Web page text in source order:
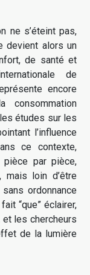
ne s’éteint pas,
devient alors un
de santé et
de
encore
études sur les
l’influence
ce contexte,
pièce par pièce,
mais loin d’être
ordonnance
“que” éclairer,
les chercheurs
de la lumière